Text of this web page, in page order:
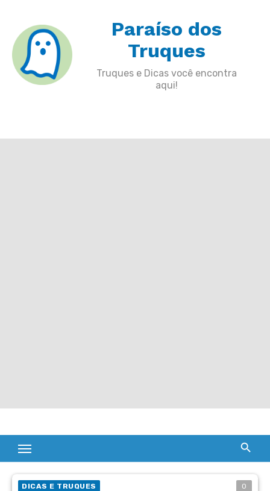
content
Paraíso dos
Truques
Truques e Dicas você encontra
aqui!
DICAS E TRUQUES 0